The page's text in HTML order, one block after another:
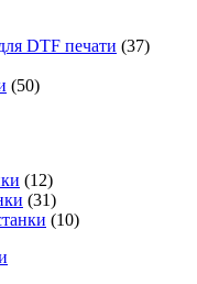
DTF печати (37)
(50)
(12)
(31)
(10)